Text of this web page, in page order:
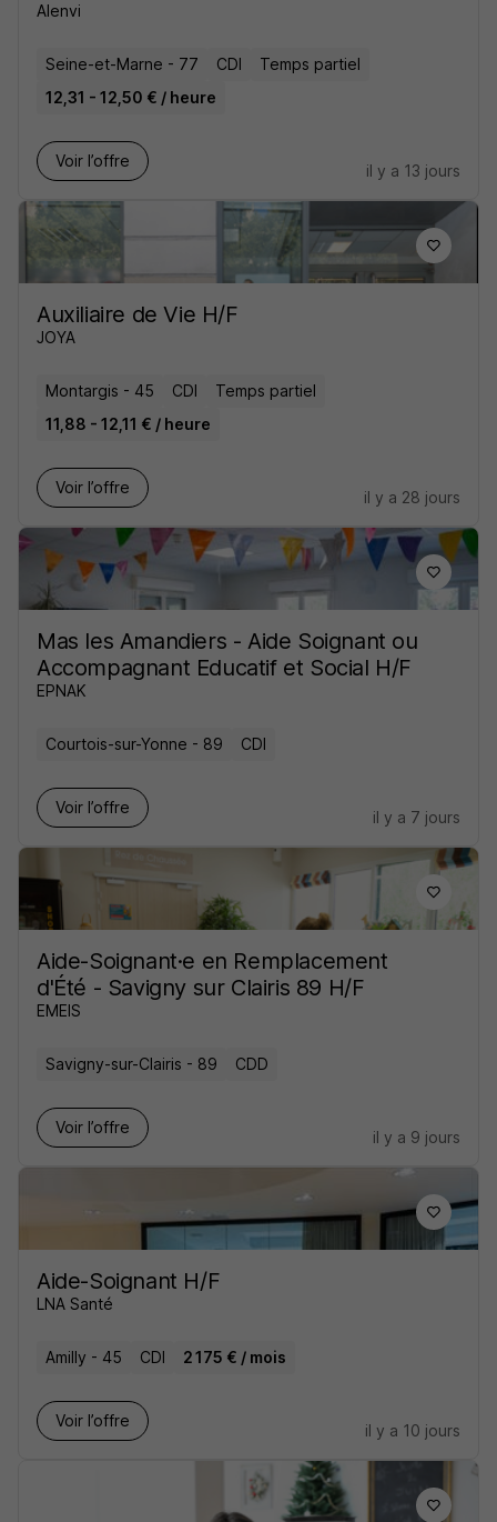
Alenvi
Seine-et-Marne - 77 CDI
Temps partiel
12,31 - 12,50 € / heure
Voir l’offre
il y a 13 jours
Auxiliaire de Vie H/F
JOYA
Montargis - 45 CDI
Temps partiel
11,88 - 12,11 € / heure
Voir l’offre
il y a 28 jours
Mas les Amandiers - Aide Soignant ou
Accompagnant Educatif et Social H/F
EPNAK
Courtois-sur-Yonne - 89 CDI
Voir l’offre
il y a 7 jours
Aide-Soignant·e en Remplacement
d'Été - Savigny sur Clairis 89 H/F
EMEIS
Savigny-sur-Clairis - 89 CDD
Voir l’offre
il y a 9 jours
Aide-Soignant H/F
LNA Santé
Amilly - 45 CDI 2 175 € / mois
Voir l’offre
il y a 10 jours